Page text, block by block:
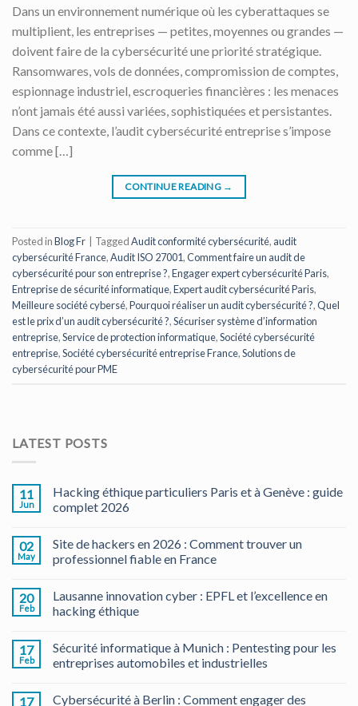
Dans un environnement numérique où les cyberattaques se
multiplient, les entreprises — petites, moyennes ou grandes —
doivent faire de la cybersécurité une priorité stratégique.
Ransomwares, vols de données, compromission de comptes,
espionnage industriel, escroqueries financières : les menaces
n’ont jamais été aussi variées, sophistiquées et persistantes.
Dans ce contexte, l’audit cybersécurité entreprise s’impose
comme […]
CONTINUE READING →
Posted inBlog Fr TaggedAudit conformité cybersécurité, audit
cybersécurité France,Audit ISO 27001,Comment faire un audit de
cybersécurité pour son entreprise ?,Engager expert cybersécurité Paris,
Entreprise de sécurité informatique,Expert audit cybersécurité Paris,
Meilleure société cybersé,Pourquoi réaliser un audit cybersécurité ?,Quel
est le prix d’un audit cybersécurité ?,Sécuriser système d’information
entreprise,Service de protection informatique,Société cybersécurité
entreprise,Société cybersécurité entreprise France,Solutions de
cybersécurité pour PME
LATEST POSTS
11
Jun
Hacking éthique particuliers Paris et à Genève : guide
complet 2026
02
May
Site de hackers en 2026 : Comment trouver un
professionnel fiable en France
20
Feb
Lausanne innovation cyber : EPFL et l’excellence en
hacking éthique
17
Feb
Sécurité informatique à Munich : Pentesting pour les
entreprises automobiles et industrielles
17
Cybersécurité à Berlin : Comment engager des